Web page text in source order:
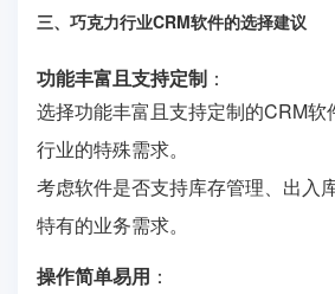
三、巧克力行业CRM软件的选择建议
功能丰富且支持定制 ：
选择功能丰富且支持定制的CRM软
行业的特殊需求。
考虑软件是否支持库存管理、出入
特有的业务需求。
操作简单易用 ：